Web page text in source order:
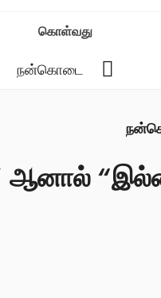
கொள்வது
நன்கொடை
ஆனால்